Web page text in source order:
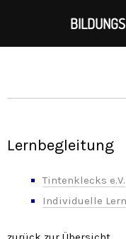
Lernbegleitung
Tintenklecks e.V.
Individuelle